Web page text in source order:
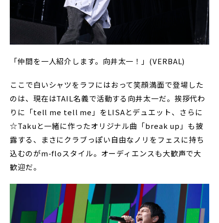
「仲間を一人紹介します。向井太一！」(VERBAL)
ここで白いシャツをラフにはおって笑顔満面で登場した
のは、現在はTAIL名義で活動する向井太一だ。挨拶代わ
りに「tell me tell me」をLISAとデュエット、さらに
☆Takuと一緒に作ったオリジナル曲「break up」も披
露する、まさにクラブっぽい自由なノリをフェスに持ち
込むのがm-floスタイル。オーディエンスも大歓声で大
歓迎だ。